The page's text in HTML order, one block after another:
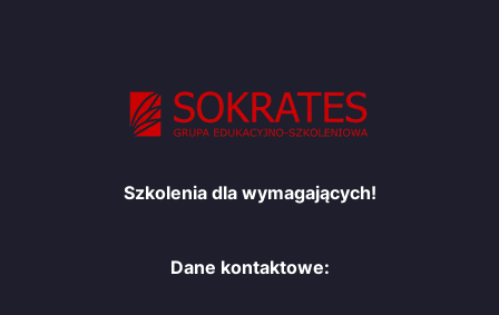
Szkolenia dla wymagających!
Dane kontaktowe: